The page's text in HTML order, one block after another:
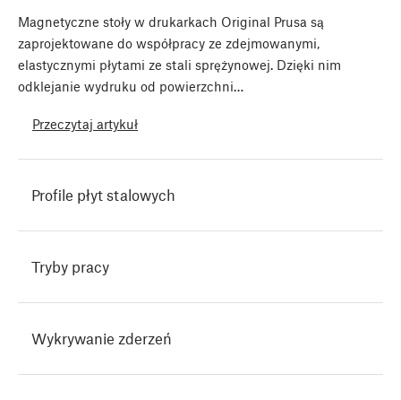
Magnetyczne stoły w drukarkach Original Prusa są
zaprojektowane do współpracy ze zdejmowanymi,
elastycznymi płytami ze stali sprężynowej. Dzięki nim
odklejanie wydruku od powierzchni…
Przeczytaj artykuł
Profile płyt stalowych
Tryby pracy
Wykrywanie zderzeń